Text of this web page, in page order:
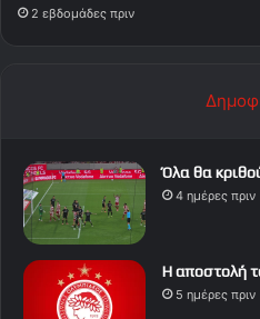
2 εβδομάδες πριν
Όλα θα
4 ημέρες πριν
Η αποστολή
5 ημέρες πριν